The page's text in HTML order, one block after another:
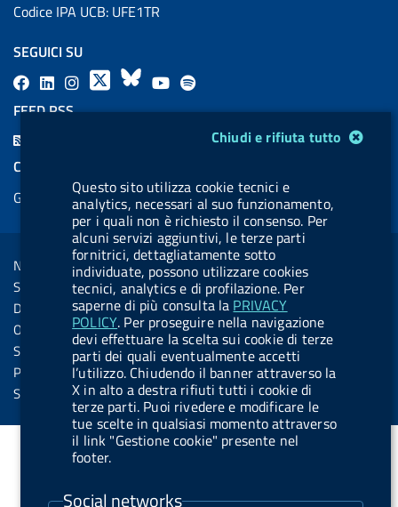
Chiudi e rifiuta tutto
Questo sito utilizza cookie tecnici e
analytics, necessari al suo funzionamento,
per i quali non è richiesto il consenso. Per
alcuni servizi aggiuntivi, le terze parti
fornitrici, dettagliatamente sotto
individuate, possono utilizzare cookies
tecnici, analytics e di profilazione. Per
saperne di più consulta la PRIVACY
POLICY. Per proseguire nella navigazione
devi effettuare la scelta sui cookie di terze
parti dei quali eventualmente accetti
l’utilizzo. Chiudendo il banner attraverso la
X in alto a destra rifiuti tutti i cookie di
terze parti. Puoi rivedere e modificare le
tue scelte in qualsiasi momento attraverso
il link "Gestione cookie" presente nel
footer.
Social networks
Codice IPA UCB: UFE1TR
SEGUICI SU
F
a
L
i
.
b
u
t
t
o
n
.
i
n
s
t
X
B
k
y
Y
b
e
l
.
b
u
t
t
o
n
.
s
p
o
FEED RSS
COOKIES
Gestione cookie
Sezione Link Utili
Note legali
Social Media Policy
Dichiarazione di accessibilità
Obiettivi di accessibilità
Statistiche sito
Privacy
Servizi Online